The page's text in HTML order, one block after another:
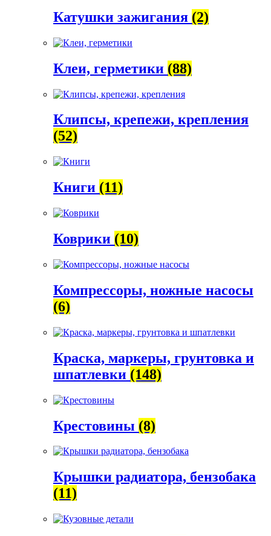
Катушки зажигания (2)
Клеи, герметики (88)
Клипсы, крепежи, крепления
(52)
Книги (11)
Коврики (10)
Компрессоры, ножные насосы
(6)
Краска, маркеры, грунтовка и
шпатлевки (148)
Крестовины (8)
Крышки радиатора, бензобака
(11)